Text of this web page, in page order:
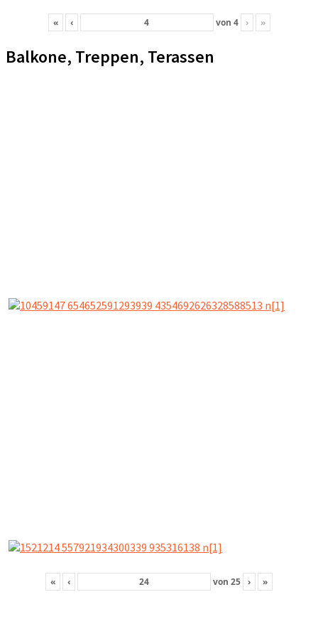
« ‹ von 4 › »
Balkone, Treppen, Terassen
« ‹ von 25 › »